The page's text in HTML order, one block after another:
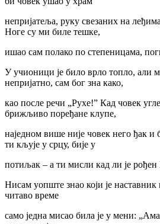
непријатеља, руку свезаних на
Ноге су ми биле тешке,
ишао сам полако по степеницама,
У учионици је било врло топло, али
непријатно, сам бог зна како,
као после речи „Рухе!” Кад човек
брижљиво поређане клупе,
наједном више није човек него ђак и
ти кљује у срцу, бије у
потиљак – а ти мисли кад ли је
Нисам уопште знао који је
читаво време
само једна мисао била је у мени: